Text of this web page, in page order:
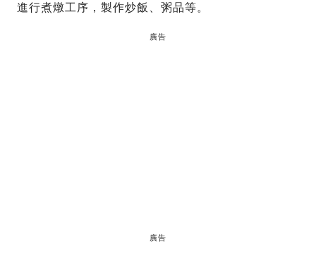
進行煮燉工序，製作炒飯、粥品等。
廣告
廣告